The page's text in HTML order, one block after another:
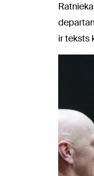
ir teksts